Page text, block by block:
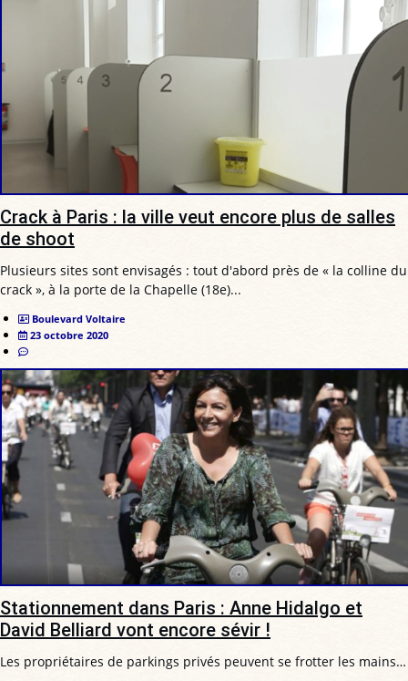
Crack à Paris : la ville veut encore plus de salles
de shoot
Plusieurs sites sont envisagés : tout d'abord près de « la colline du
crack », à la porte de la Chapelle (18e)...
Boulevard Voltaire
23 octobre 2020
Stationnement dans Paris : Anne Hidalgo et
David Belliard vont encore sévir !
Les propriétaires de parkings privés peuvent se frotter les mains…